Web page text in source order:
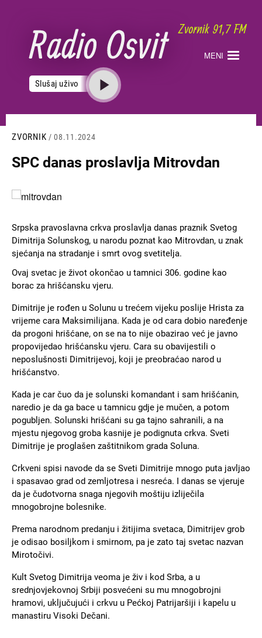
sadržaj
MENI
Slušaj uživo
ZVORNIK / 08.11.2024
SPC danas proslavlja Mitrovdan
Slika
Srpska pravoslavna crkva proslavlja danas praznik Svetog
Dimitrija Solunskog, u narodu poznat kao Mitrovdan, u znak
sjećanja na stradanje i smrt ovog svetitelja.
Ovaj svetac je život okončao u tamnici 306. godine kao
borac za hrišćansku vjeru.
Dimitrije je rođen u Solunu u trećem vijeku poslije Hrista za
vrijeme cara Maksimilijana. Kada je od cara dobio naređenje
da progoni hrišćane, on se na to nije obazirao već je javno
propovijedao hrišćansku vjeru. Cara su obavijestili o
neposlušnosti Dimitrijevoj, koji je preobraćao narod u
hrišćanstvo.
Kada je car čuo da je solunski komandant i sam hrišćanin,
naredio je da ga bace u tamnicu gdje je mučen, a potom
pogubljen. Solunski hrišćani su ga tajno sahranili, a na
mjestu njegovog groba kasnije je podignuta crkva. Sveti
Dimitrije je proglašen zaštitnikom grada Soluna.
Crkveni spisi navode da se Sveti Dimitrije mnogo puta javljao
i spasavao grad od zemljotresa i nesreća. I danas se vjeruje
da je čudotvorna snaga njegovih moštiju izliječila
mnogobrojne bolesnike.
Prema narodnom predanju i žitijima svetaca, Dimitrijev grob
je odisao bosiljkom i smirnom, pa je zato taj svetac nazvan
Mirotočivi.
Kult Svetog Dimitrija veoma je živ i kod Srba, a u
srednjovjekovnoj Srbiji posvećeni su mu mnogobrojni
hramovi, uključujući i crkvu u Pećkoj Patrijaršiji i kapelu u
manastiru Visoki Dečani.